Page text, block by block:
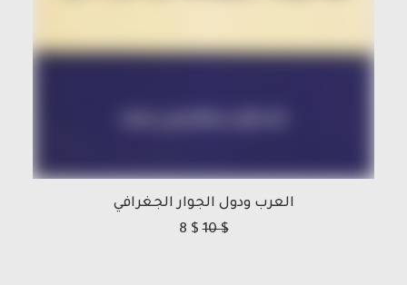
العرب ودول الجوار الجغرافي
10$
8 $